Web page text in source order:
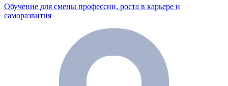
Обучение для смены профессии, роста в карьере и
саморазвития